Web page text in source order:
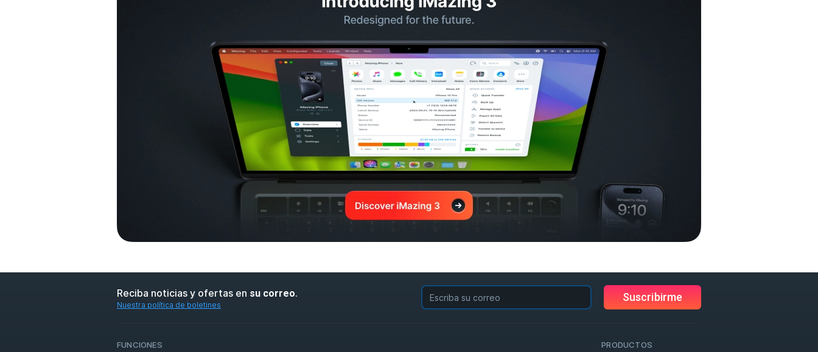
Reciba noticias y ofertas en su correo.
Nuestra política de boletines
Suscribirme
FUNCIONES PRODUCTOS